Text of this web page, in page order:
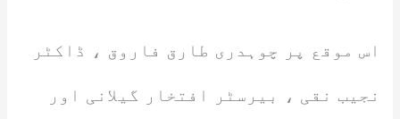
اس موقع پر چوہدری طارق فاروق ، ڈاکٹر
نجیب نقی ، بیرسٹر افتخار گیلانی اور